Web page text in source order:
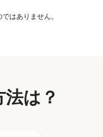
はありません。
は？